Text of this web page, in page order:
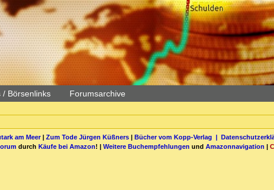
/ Börsenlinks Forumsarchive
am Meer| Zum Tode Jürgen Küßners| Bücher vom Kopp-Verlag |
durch Käufe bei Amazon! | Weitere Buchempfehlungen und Amazonnavigation |